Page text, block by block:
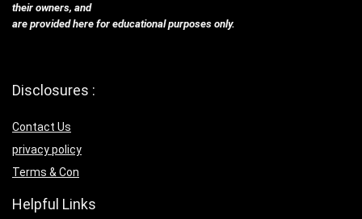
their owners, and
are provided here for educational purposes only.
Disclosures :
Contact Us
privacy policy
Terms & Con
Helpful Links